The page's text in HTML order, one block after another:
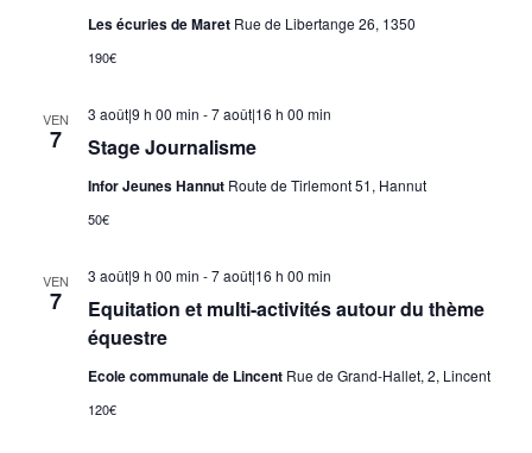
Les écuries de Maret Rue de Libertange 26, 1350
190€
VEN
7 Stage Journalisme
3 août|9 h 00 min -7 août|16 h 00 min
Infor Jeunes Hannut Route de Tirlemont 51, Hannut
50€
VEN
7
Equitation et multi-activités autour du thème
équestre
3 août|9 h 00 min -7 août|16 h 00 min
Ecole communale de Lincent Rue de Grand-Hallet, 2, Lincent
120€